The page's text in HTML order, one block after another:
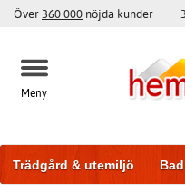
Över 360 000 nöjda kunder
Meny
Trädgård & utemiljö